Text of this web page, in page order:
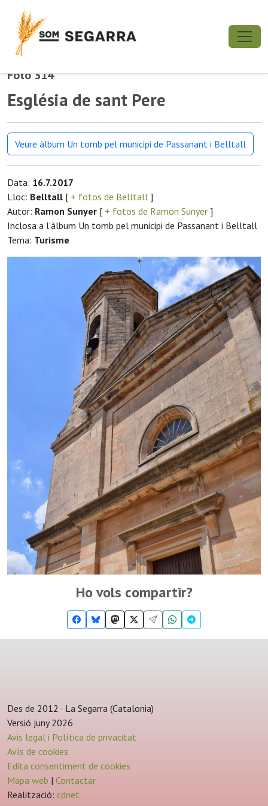
Foto 314
Església de sant Pere
Veure àlbum Un tomb pel municipi de Passanant i Belltall
Data: 16.7.2017
Lloc: Belltall [ + fotos de Belltall ]
Autor: Ramon Sunyer [ + fotos de Ramon Sunyer ]
Inclosa a l'àlbum Un tomb pel municipi de Passanant i Belltall
Tema: Turisme
Ho vols compartir?
Des de 2012 · La Segarra (Catalonia)
Versió juny 2026
Avis legal i Política de privacitat
Avís de cookies
Edita consentiment de cookies
Mapa web | Contactar
Realització: cdnet